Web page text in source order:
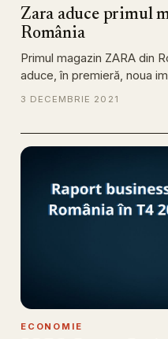
Zara aduce primul
România
Primul magazin ZARA din
aduce, în premieră, noua
3 DECEMBRIE 2021
ECONOMIE